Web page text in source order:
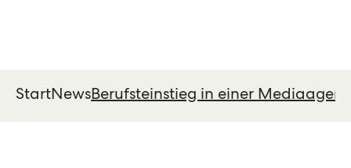
StartNewsBerufsteinstieg in einer